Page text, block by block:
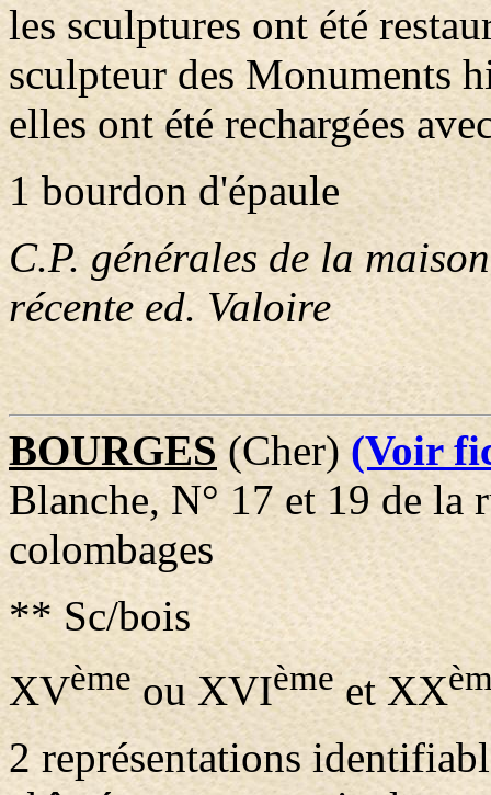
les sculptures ont été
sculpteur des Monuments
elles ont été rechargées
1 bourdon d'épaule
C.P. générales de la
récente ed. Valoire
BOURGES(Cher) (Voir
Blanche, N° 17 et 19 de la
colombages
** Sc/bois
XVèmeou XVIèmeet XX
2 représentations